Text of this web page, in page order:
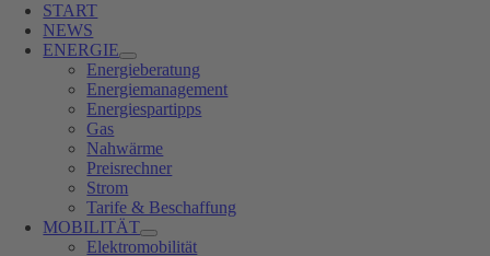
START
NEWS
ENERGIE
Energieberatung
Energiemanagement
Energiespartipps
Gas
Nahwärme
Preisrechner
Strom
Tarife & Beschaffung
MOBILITÄT
Elektromobilität